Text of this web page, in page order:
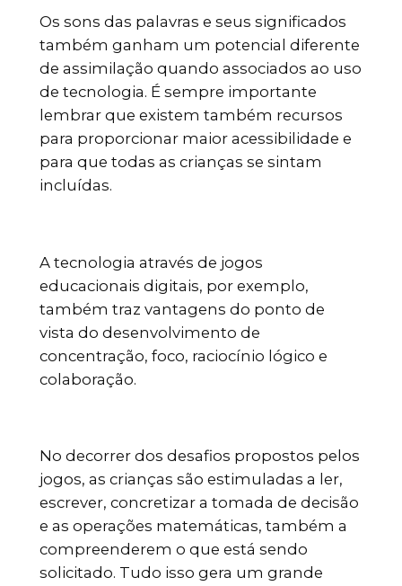
Os sons das palavras e seus significados
também ganham um potencial diferente
de assimilação quando associados ao uso
de tecnologia. É sempre importante
lembrar que existem também recursos
para proporcionar maior acessibilidade e
para que todas as crianças se sintam
incluídas.
A tecnologia através de jogos
educacionais digitais, por exemplo,
também traz vantagens do ponto de
vista do desenvolvimento de
concentração, foco, raciocínio lógico e
colaboração.
No decorrer dos desafios propostos pelos
jogos, as crianças são estimuladas a ler,
escrever, concretizar a tomada de decisão
e as operações matemáticas, também a
compreenderem o que está sendo
solicitado. Tudo isso gera um grande